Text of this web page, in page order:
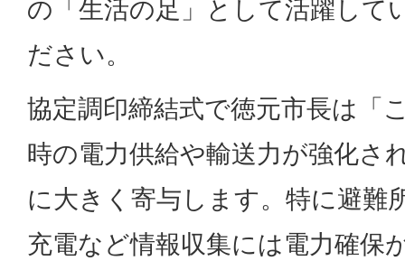
の「生活の足」として活躍して
ださい。
協定調印締結式で徳元市長は「
時の電力供給や輸送力が強化さ
に大きく寄与します。特に避難
充電など情報収集には電力確保